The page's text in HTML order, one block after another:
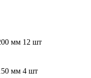
мм 12 шт
мм 4 шт